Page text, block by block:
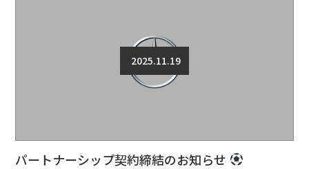
2025.11.19
パートナーシップ契約締結のお知らせ